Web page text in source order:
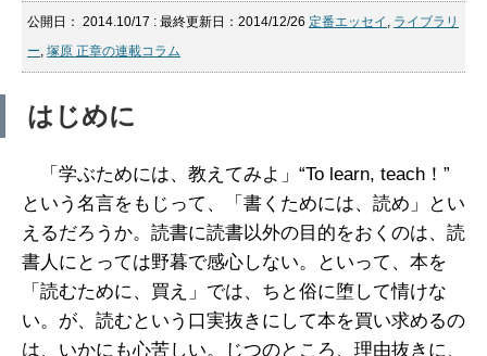
公開日： 2014.10/17 : 最終更新日：2014/12/26 定番エッセイ , ライブラリ
ー, 塚原 正章の連載コラム
はじめに
「学ぶためには、教えてみよ」“To learn, teach！”
という名言をもじって、「書くためには、読め」とい
えるだろうか。読書に読書以外の目的をおくのは、読
書人にとっては野暮で感心しない。といって、本を
「読むために、買え」では、ちと俗に堕して情けな
い。が、読むという口実抜きにして本を買い求めるの
は、いかにも心苦しい。じつのところ、理由抜きに、